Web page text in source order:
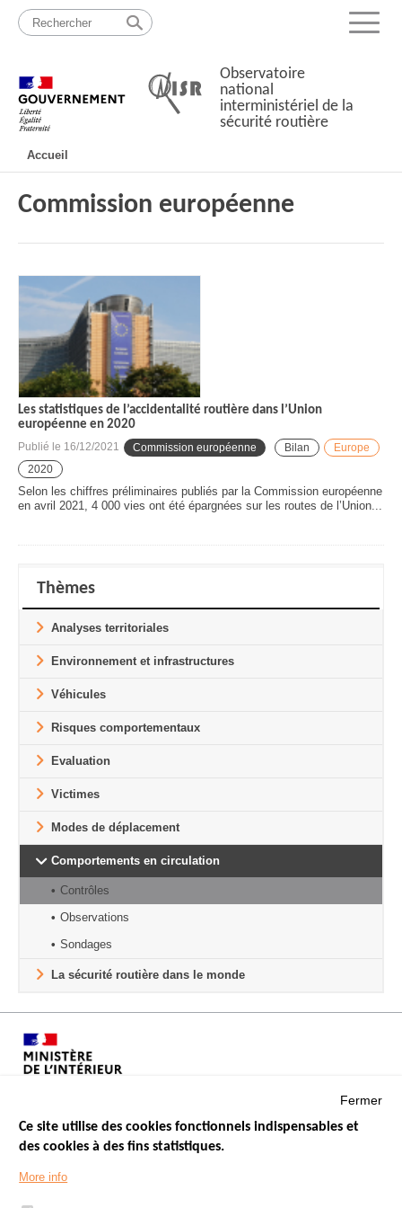
Passer
contenu
Menu
Observatoire
national
interministériel de la
sécurité routière
principale
Accueil
Commission européenne
Les statistiques de l’accidentalité routière dans l’Union
européenne en 2020
Publié le 16/12/2021 Commission européenne Bilan
Europe
2020
Selon les chiffres préliminaires publiés par la Commission européenne
en avril 2021, 4 000 vies ont été épargnées sur les routes de l’Union...
Thèmes
Analyses territoriales
Environnement et infrastructures
Véhicules
Risques comportementaux
Evaluation
Victimes
Modes de déplacement
Comportements en circulation
Contrôles
Observations
Sondages
La sécurité routière dans le monde
Menu
Footer
LES SITES PUBLICS
ÉTAT DE L’INSÉCURITÉ ROUTIÈRE
Fermer
Ce site utilise des cookies fonctionnels indispensables et
des cookies à des fins statistiques.
More info